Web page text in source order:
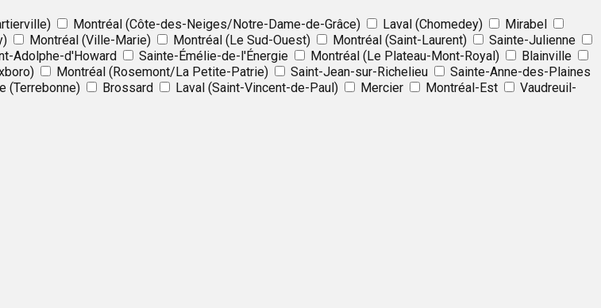
Montréal (Côte-des-Neiges/Notre-Dame-de-Grâce) Laval (Chomedey)
Mirabel
Montréal (Ville-Marie) Montréal (Le Sud-Ouest) Montréal (Saint-Laurent)
Sainte-Julienne
Adolphe-d'Howard Sainte-Émélie-de-l'Énergie Montréal (Le Plateau-Mont-Royal)
Blainville
Montréal (Rosemont/La Petite-Patrie) Saint-Jean-sur-Richelieu
Sainte-Anne-des-Plaines
(Terrebonne) Brossard Laval (Saint-Vincent-de-Paul) Mercier Montréal-Est
Vaudreuil-